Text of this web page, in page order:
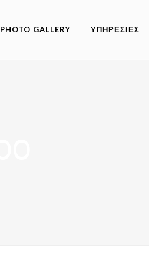
PHOTO GALLERY ΥΠΗΡΕΣΙΕΣ